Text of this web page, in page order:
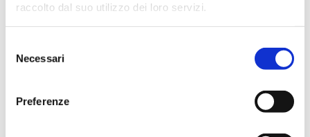
raccolto dal suo utilizzo dei loro servizi.
delNecessari
Preferenze
TEL |